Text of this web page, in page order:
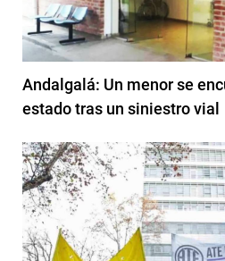
Andalgalá: Un menor se
estado tras un siniestro vial